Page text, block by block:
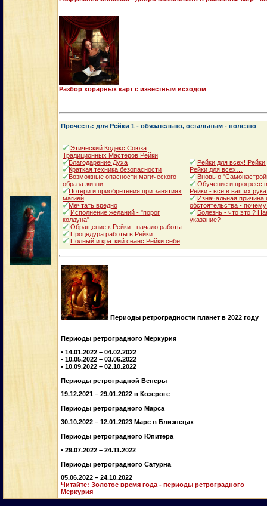
Разбор хорарных карт с известным исходом
Прочесть: для Рейки 1 - обязательно, остальным - полезно
Этический Кодекс Союза
Традиционных Мастеров Рейки
Благодарение Духа
Краткая техника безопасности
Возможные опасности магического
образа жизни
Потери и приобретения при занятиях
магией
Мечтать вредно
Исполнение желаний - "порог
колдуна"
Обращение к Рейки - начало работы
Процедура работы в Рейки
Полный и краткий сеанс Рейки себе
Рейки для всех!
Рейки для всех…
Вновь о
Обучение и прогресс
Рейки - все в ваших
Изначальная
обстоятельства -
Болезнь - что это ?
указание?
Периоды ретроградности планет в 2022 году
Периоды ретроградного Меркурия
• 14.01.2022 – 04.02.2022
• 10.05.2022 – 03.06.2022
• 10.09.2022 – 02.10.2022
Периоды ретроградной Венеры
19.12.2021 – 29.01.2022 в Козероге
Периоды ретроградного Марса
30.10.2022 – 12.01.2023 Марс в Близнецах
Периоды ретроградного Юпитера
• 29.07.2022 – 24.11.2022
Периоды ретроградного Сатурна
05.06.2022 – 24.10.2022
Читайте: Золотое время года - периоды ретроградного
Меркурия